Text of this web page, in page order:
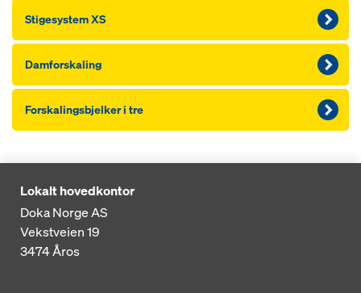
Stigesystem XS
Damforskaling
Forskalingsbjelker i tre
Lokalt hovedkontor
Doka Norge AS
Vekstveien 19
3474Åros